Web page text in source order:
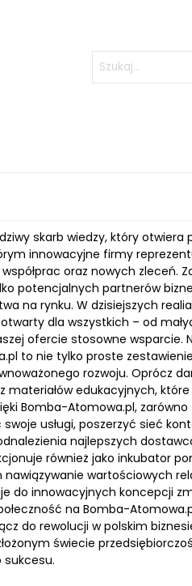
skarb wiedzy, który otwiera
innowacyjne firmy
oraz nowych zleceń.
potencjalnych partnerów
na rynku. W dzisiejszych
dla wszystkich – od
ofercie stosowne wsparcie.
to nie tylko proste
rozwoju. Oprócz
edukacyjnych,
Bomba-Atomowa.pl,
usługi, poszerzyć sieć
najlepszych
również jako inkubator
wartościowych
do innowacyjnych koncepcji
na Bomba-
do rewolucji w polskim
świecie
sukcesu.